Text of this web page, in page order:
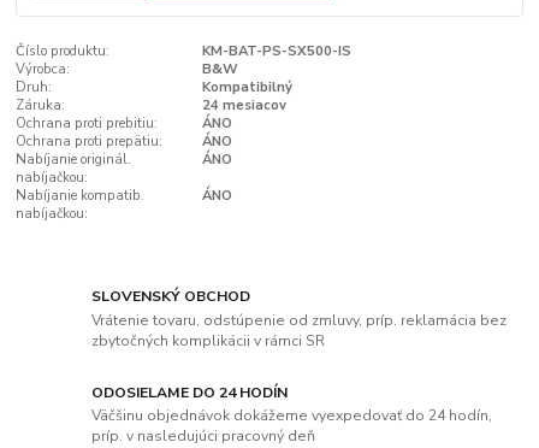
Číslo produktu:
KM-BAT-PS-SX500-IS
Výrobca:
B&W
Druh:
Kompatibilný
Záruka:
24 mesiacov
Ochrana proti prebitiu:
ÁNO
Ochrana proti prepätiu:
ÁNO
Nabíjanie originál.
nabíjačkou:
ÁNO
Nabíjanie kompatib.
nabíjačkou:
ÁNO
SLOVENSKÝ OBCHOD
Vrátenie tovaru, odstúpenie od zmluvy, príp. reklamácia bez
zbytočných komplikácii v rámci SR
ODOSIELAME DO 24 HODÍN
Väčšinu objednávok dokážeme vyexpedovať do 24 hodín,
príp. v nasledujúci pracovný deň